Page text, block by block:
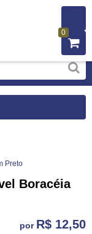
0
Preto
Boracéia
por R$ 12,50